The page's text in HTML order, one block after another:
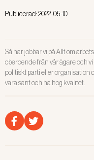
Publicerad:2022-05-10
Så här jobbar vi på Allt om
oberoende från vår ägare och
politiskt parti eller organisation
vara sant och ha hög kvalitet.